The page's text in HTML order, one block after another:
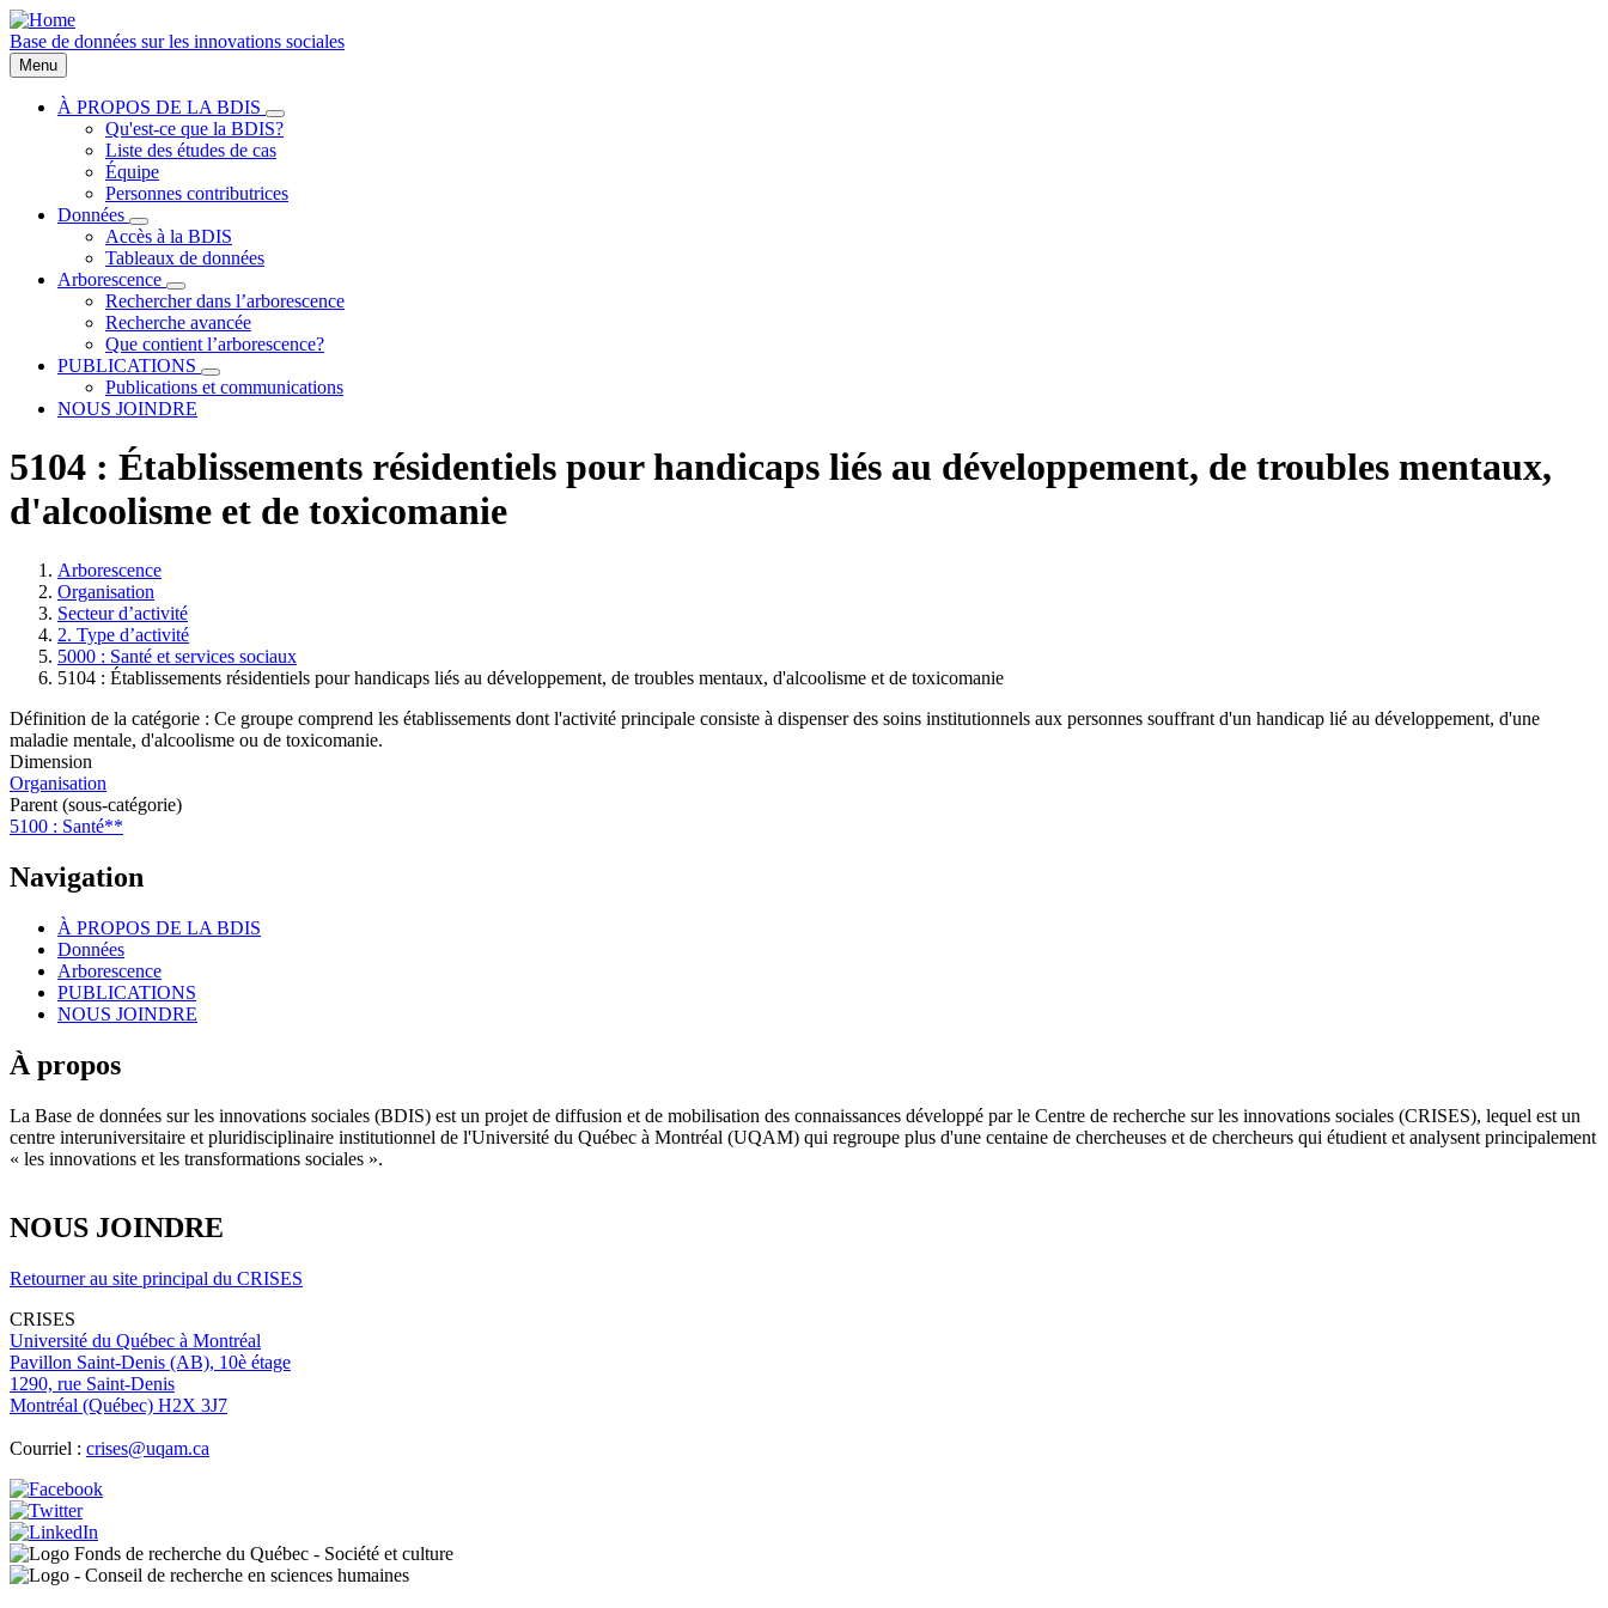
Aller
au
contenu
principal
Base de données sur les innovations sociales
Menu
navigation
À PROPOS DE LA BDIS
sous-
navigation
À
DE
Qu'est-ce que la BDIS?
Liste des études de cas
Équipe
Personnes contributrices
Données
sous-
navigation
Données
Accès à la BDIS
Tableaux de données
Arborescence
sous-
navigation
Arborescence
Rechercher dans l’arborescence
Recherche avancée
Que contient l’arborescence?
PUBLICATIONS
sous-
navigation
Publications et communications
NOUS JOINDRE
5104 : Établissements résidentiels pour handicaps liés au développement, de troubles mentaux,
d'alcoolisme et de toxicomanie
Fil
d'Ariane
Arborescence
Organisation
Secteur d’activité
2. Type d’activité
5000 : Santé et services sociaux
5104 : Établissements résidentiels pour handicaps liés au développement, de troubles mentaux, d'alcoolisme et de toxicomanie
Définition de la catégorie : Ce groupe comprend les établissements dont l'activité principale consiste à dispenser des soins institutionnels aux personnes souffrant d'un handicap lié au développement, d'une
maladie mentale, d'alcoolisme ou de toxicomanie.
Dimension
Organisation
Parent (sous-catégorie)
5100 : Santé**
Navigation
À PROPOS DE LA BDIS
Données
Arborescence
PUBLICATIONS
NOUS JOINDRE
À propos
La Base de données sur les innovations sociales (BDIS) est un projet de diffusion et de mobilisation des connaissances développé par le Centre de recherche sur les innovations sociales (CRISES), lequel est un
centre interuniversitaire et pluridisciplinaire institutionnel de l'Université du Québec à Montréal (UQAM) qui regroupe plus d'une centaine de chercheuses et de chercheurs qui étudient et analysent principalement
« les innovations et les transformations sociales ».
NOUS JOINDRE
Retourner au site principal du CRISES
CRISES
Université du Québec à Montréal
Pavillon Saint-Denis (AB), 10è étage
1290, rue Saint-Denis
Montréal (Québec) H2X 3J7
Courriel : crises@uqam.ca
Image
Image
Image
Image
Image